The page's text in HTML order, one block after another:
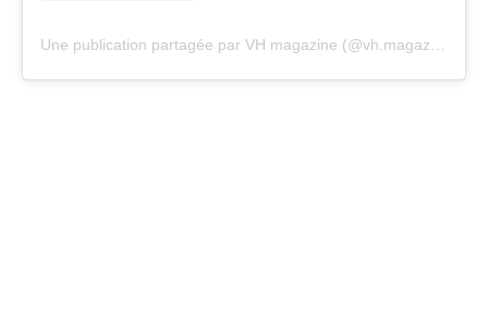
Une publication partagée par VH magazine (@vh.magazine)